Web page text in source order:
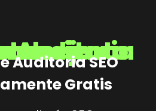
SEO para mejorar tu posicionamiento web
Auditoria SEO
Gratis